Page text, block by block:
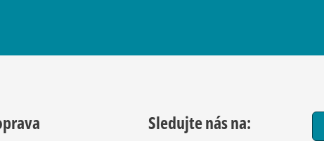
Sledujte nás na: